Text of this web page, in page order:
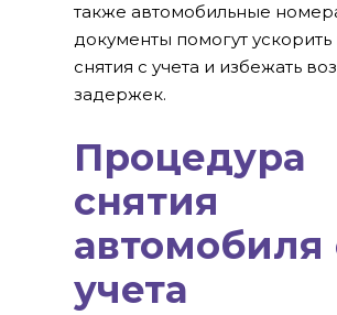
также автомобильные
документы помогут
снятия с учета и избежать
задержек.
Процедура
снятия
автомобиля
учета